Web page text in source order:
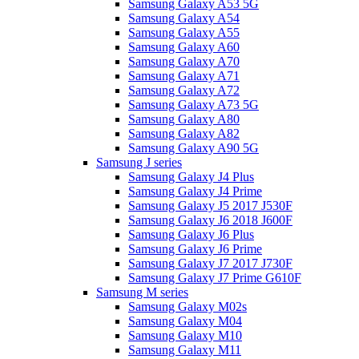
Samsung Galaxy A53 5G
Samsung Galaxy A54
Samsung Galaxy A55
Samsung Galaxy A60
Samsung Galaxy A70
Samsung Galaxy A71
Samsung Galaxy A72
Samsung Galaxy A73 5G
Samsung Galaxy A80
Samsung Galaxy A82
Samsung Galaxy A90 5G
Samsung J series
Samsung Galaxy J4 Plus
Samsung Galaxy J4 Prime
Samsung Galaxy J5 2017 J530F
Samsung Galaxy J6 2018 J600F
Samsung Galaxy J6 Plus
Samsung Galaxy J6 Prime
Samsung Galaxy J7 2017 J730F
Samsung Galaxy J7 Prime G610F
Samsung M series
Samsung Galaxy M02s
Samsung Galaxy M04
Samsung Galaxy M10
Samsung Galaxy M11